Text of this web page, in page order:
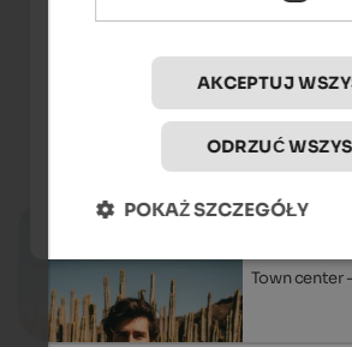
Südtiroler Ritterspiele
Wydarzeniain
04.09.2026
Town center
AKCEPTUJ
ODRZUĆ
POKAŻ SZCZEGÓŁY